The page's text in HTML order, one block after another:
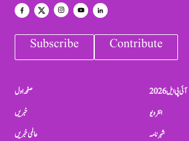
Subscribe Contribute
صفحہ اول
خبریں
عالمی خبریں
آئی پی ایل 2026
انٹرویو
شہرنامہ